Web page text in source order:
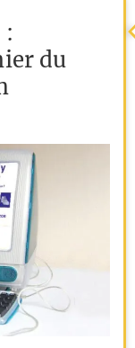
:
du